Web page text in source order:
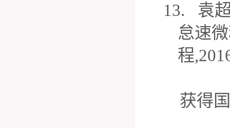
13.
袁
怠速
程
获得